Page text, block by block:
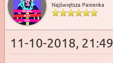
Najświętsza Panienka
11-10-2018, 21:49